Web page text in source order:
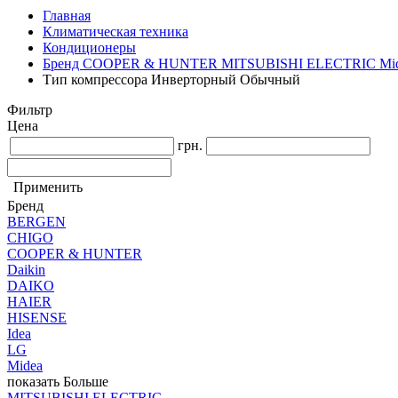
Главная
Климатическая техника
Кондиционеры
Бренд COOPER & HUNTER MITSUBISHI ELECTRIC
Тип компрессора Инверторный Обычный
Фильтр
Цена
грн.
Применить
Бренд
BERGEN
CHIGO
COOPER & HUNTER
Daikin
DAIKO
HAIER
HISENSE
Idea
LG
Midea
показать Больше